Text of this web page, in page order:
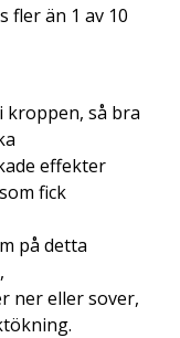
fler än 1 av 10
så bra
effekter
fick
på detta
ner eller sover,